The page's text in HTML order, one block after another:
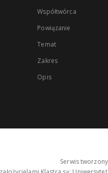
Współtwórca
Powiązanie
Temat
Zakres
Opis
Serwis